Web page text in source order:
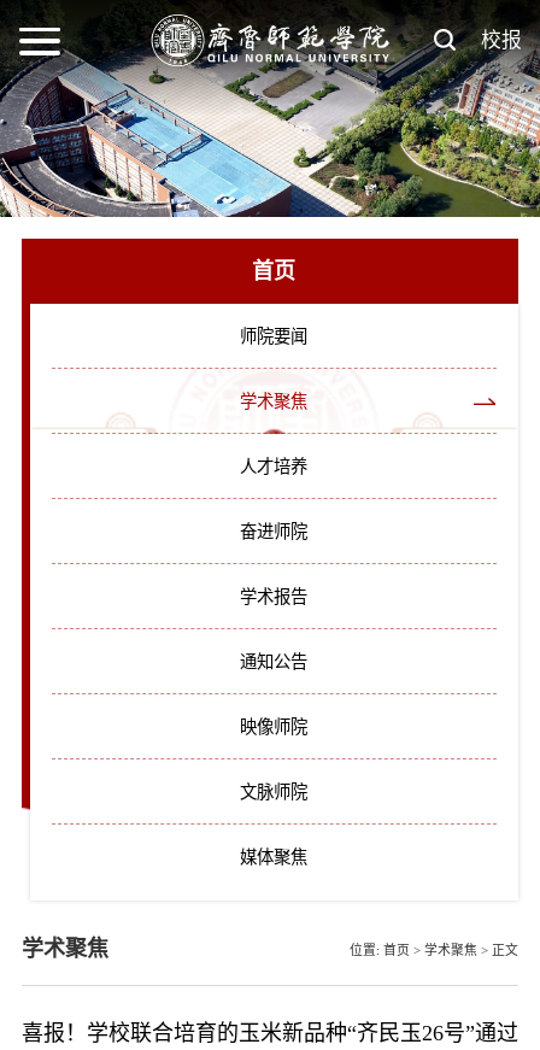
校报
首页
师院要闻
学术聚焦
人才培养
奋进师院
学术报告
通知公告
映像师院
文脉师院
媒体聚焦
学术聚焦 位置: 首页 > 学术聚焦 > 正文
喜报！学校联合培育的玉米新品种“齐民玉26号”通过